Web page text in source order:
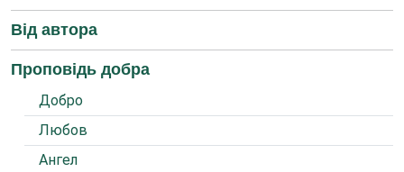
Від автора
Проповідь добра
Добро
Любов
Ангел